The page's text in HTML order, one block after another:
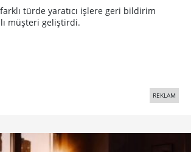
türde yaratıcı işlere geri bildirim
müşteri geliştirdi.
REKLAM